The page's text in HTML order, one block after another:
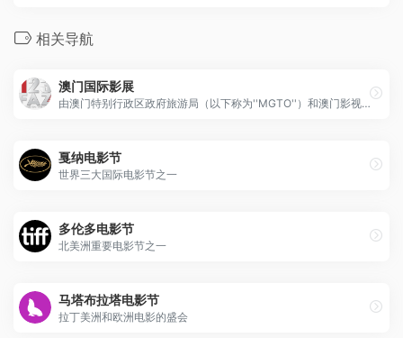
相关导航
澳门国际影展
由澳门特别行政区政府旅游局（以下称为''MGTO''）和澳门影视制作文化协会（以下称为''MFTPA''）共同举办，并由MFTPA安排管理。
戛纳电影节
世界三大国际电影节之一
多伦多电影节
北美洲重要电影节之一
马塔布拉塔电影节
拉丁美洲和欧洲电影的盛会